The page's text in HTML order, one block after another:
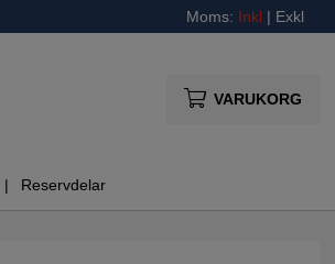
Moms: Inkl | Exkl
VARUKORG
Reservdelar